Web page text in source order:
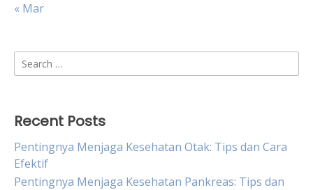
« Mar
Search
for:
Recent Posts
Pentingnya Menjaga Kesehatan Otak: Tips dan Cara
Efektif
Pentingnya Menjaga Kesehatan Pankreas: Tips dan